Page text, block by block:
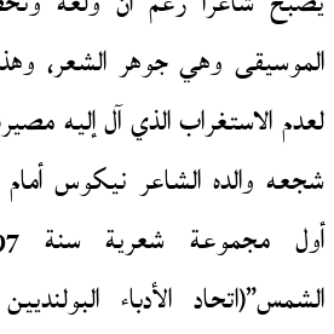
الموسيقى وهي جوهر الشعر،
لعدم الاستغراب الذي آل إليه
شجعه والده الشاعر نيكوس أمام
الشمس”(اتحاد الأدباء